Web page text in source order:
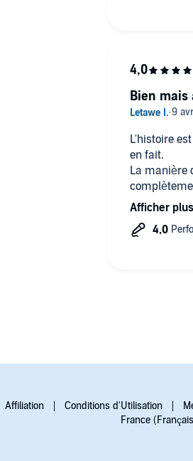
L'histoire
en fait.
La manière
je veux bien
mais là on
Le lecteur
Bien mais
Affiliation Conditions d'Utilisation
France